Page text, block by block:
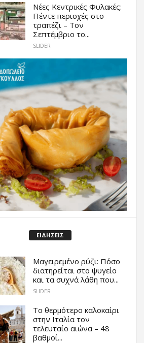
Νέες Κεντρικές Φυλακές:
Πέντε περιοχές στο
τραπέζι – Τον
Σεπτέμβριο το...
SLIDER
ΕΙΔΗΣΕΙΣ
Μαγειρεμένο ρύζι: Πόσο
διατηρείται στο ψυγείο
και τα συχνά λάθη που...
SLIDER
Το θερμότερο καλοκαίρι
στην Ιταλία τον
τελευταίο αιώνα – 48
βαθμοί...